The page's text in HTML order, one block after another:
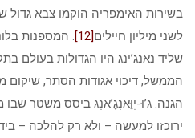
בשירות האימפריה הוקמו צבא גדול
לשני מיליון חיילים[12]
שליד נאנג’ינג היו הגדולות בעולם
הממשל, דיכוי אגודות הסתר,
הגנה. ג’וּ-יְוֵּאנְגָ’אנְג ביסס משטר שבו
ירוכזו למעשה – ולא רק להלכה –